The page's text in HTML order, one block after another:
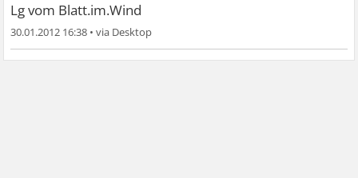
Lg vom Blatt.im.Wind
30.01.2012 16:38 •